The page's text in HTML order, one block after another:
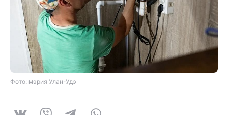
Фото: мэрия Улан-Удэ